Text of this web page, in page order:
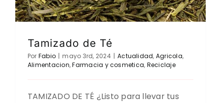
Tamizado de Té
Por Fabio | mayo 3rd, 2024 | Actualidad, Agricola,
Alimentacion,Farmacia y cosmetica, Reciclaje
TAMIZADO DE TÉ ¿Listo para llevar tus